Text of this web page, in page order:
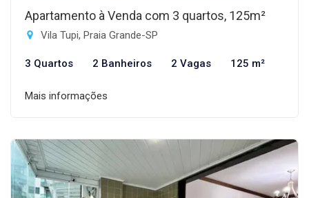
Apartamento à Venda com 3 quartos, 125m²
Vila Tupi, Praia Grande-SP
3 Quartos 2 Banheiros 2 Vagas 125 m²
Mais informações